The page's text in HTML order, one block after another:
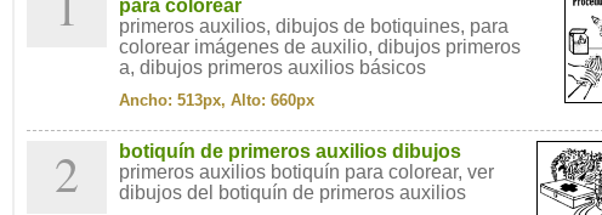
para colorear
primeros auxilios, dibujos de botiquines, para
colorear imágenes de auxilio, dibujos primeros
a, dibujos primeros auxilios básicos
Ancho: 513px, Alto: 660px
2
botiquín de primeros auxilios dibujos
primeros auxilios botiquín para colorear, ver
dibujos del botiquín de primeros auxilios